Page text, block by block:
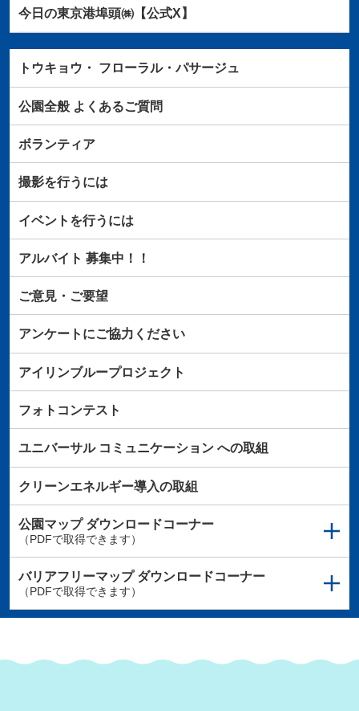
今日の東京港埠頭㈱【公式X】
トウキョウ・ フローラル・パサージュ
公園全般よくあるご質問
ボランティア
撮影を行うには
イベントを行うには
アルバイト 募集中！！
ご意見・ご要望
アンケートにご協力ください
アイリンブループロジェクト
フォトコンテスト
ユニバーサルコミュニケーションへの取組
クリーンエネルギー導入の取組
公園マップダウンロードコーナー
（PDFで取得できます）
バリアフリーマップダウンロードコーナー
（PDFで取得できます）